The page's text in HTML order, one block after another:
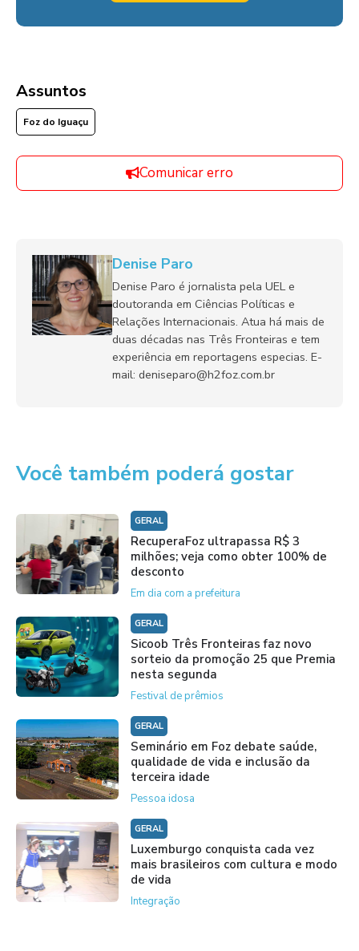
Assuntos
Foz do Iguaçu
Comunicar erro
Denise Paro
Denise Paro é jornalista pela UEL e
doutoranda em Ciências Políticas e
Relações Internacionais. Atua há mais de
duas décadas nas Três Fronteiras e tem
experiência em reportagens especias. E-
mail: deniseparo@h2foz.com.br
Você também poderá gostar
GERAL
RecuperaFoz ultrapassa R$ 3
milhões; veja como obter 100% de
desconto
Em dia com a prefeitura
GERAL
Sicoob Três Fronteiras faz novo
sorteio da promoção 25 que Premia
nesta segunda
Festival de prêmios
GERAL
Seminário em Foz debate saúde,
qualidade de vida e inclusão da
terceira idade
Pessoa idosa
GERAL
Luxemburgo conquista cada vez
mais brasileiros com cultura e modo
de vida
Integração